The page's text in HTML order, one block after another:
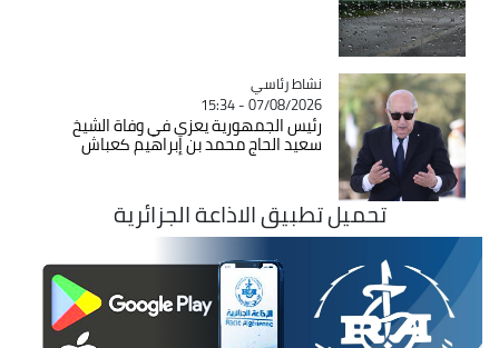
Catégorie
نشاط رئاسي
07/08/2026 - 15:34
رئيس الجمهورية يعزي في وفاة الشيخ
سعيد الحاج محمد بن إبراهيم كعباش
تحميل تطبيق الاذاعة الجزائرية